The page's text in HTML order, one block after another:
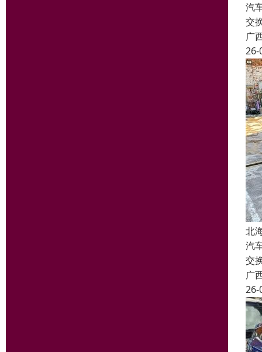
汽
交
广
26-
北
汽
交
广
26-